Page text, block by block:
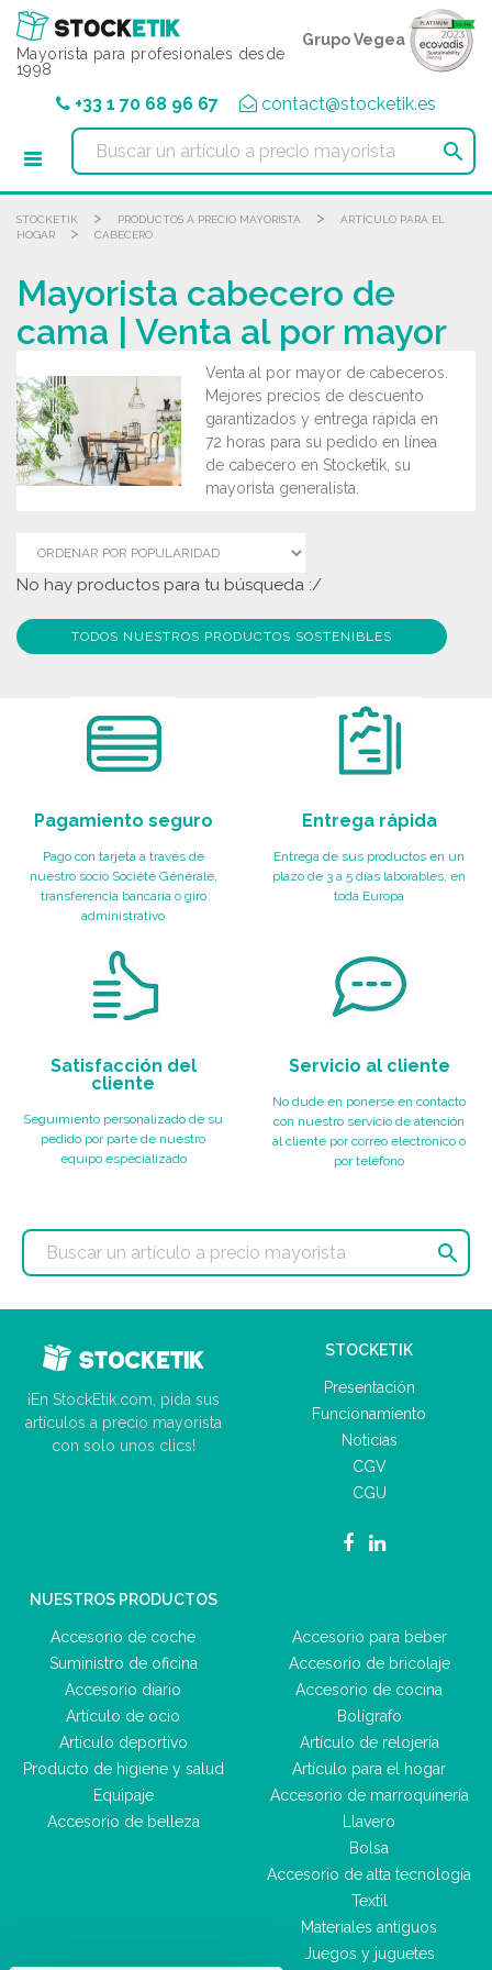
Mayorista para profesionales desde
1998
Grupo Vegea
+33 1 70 68 96 67 contact@stocketik.es

STOCKETIK > PRODUCTOS A PRECIO MAYORISTA >
ARTÍCULO PARA EL
HOGAR
> CABECERO
Mayorista cabecero de
cama | Venta al por mayor
Venta al por mayor de cabeceros.
Mejores precios de descuento
garantizados y entrega rápida en
72 horas para su pedido en línea
de cabecero en Stocketik, su
mayorista generalista.
No hay productos para tu búsqueda :/
TODOS NUESTROS PRODUCTOS SOSTENIBLES
Pagamiento seguro
Pago con tarjeta a través de
nuestro socio Société Générale,
transferencia bancaria o giro
administrativo
Entrega rápida
Entrega de sus productos en un
plazo de 3 a 5 días laborables, en
toda Europa
Satisfacción del
cliente
Seguimiento personalizado de su
pedido por parte de nuestro
equipo especializado
Servicio al cliente
No dude en ponerse en contacto
con nuestro servicio de atención
al cliente por correo electrónico o
por teléfono

¡En StockEtik.com, pida sus
artículos a precio mayorista
con solo unos clics!
STOCKETIK
Presentación
Funcionamiento
Noticias
CGV
CGU
NUESTROS PRODUCTOS
Accesorio de coche
Suministro de oficina
Accesorio diario
Artículo de ocio
Artículo deportivo
Producto de higiene y salud
Equipaje
Accesorio de belleza
Accesorio para beber
Accesorio de bricolaje
Accesorio de cocina
Bolígrafo
Artículo de relojería
Artículo para el hogar
Accesorio de marroquinería
Llavero
Bolsa
Accesorio de alta tecnología
Textil
Materiales antiguos
Juegos y juguetes
Panel de gestión de cookies